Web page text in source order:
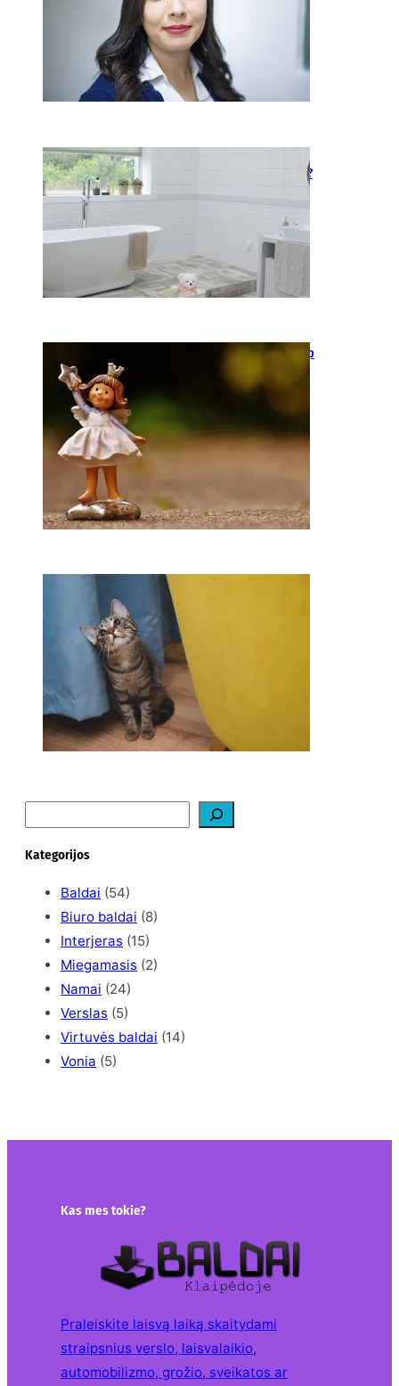
neįgaliojo vežimėliui vonią?
2026-05-12
Keramika kasdienybėje: kaip
požiūrį į namų estetiką
Ką daryti, kad katė
nedraskytų tapetų?
2026-02-07
e
a
Kategorijos
Baldai (54)
Biuro baldai (8)
Interjeras (15)
Miegamasis (2)
Namai (24)
Verslas (5)
Virtuvės baldai (14)
Vonia (5)
Kas mes tokie?
Praleiskite laisvą laiką skaitydami
straipsnius verslo, laisvalaikio,
automobilizmo, grožio, sveikatos ar